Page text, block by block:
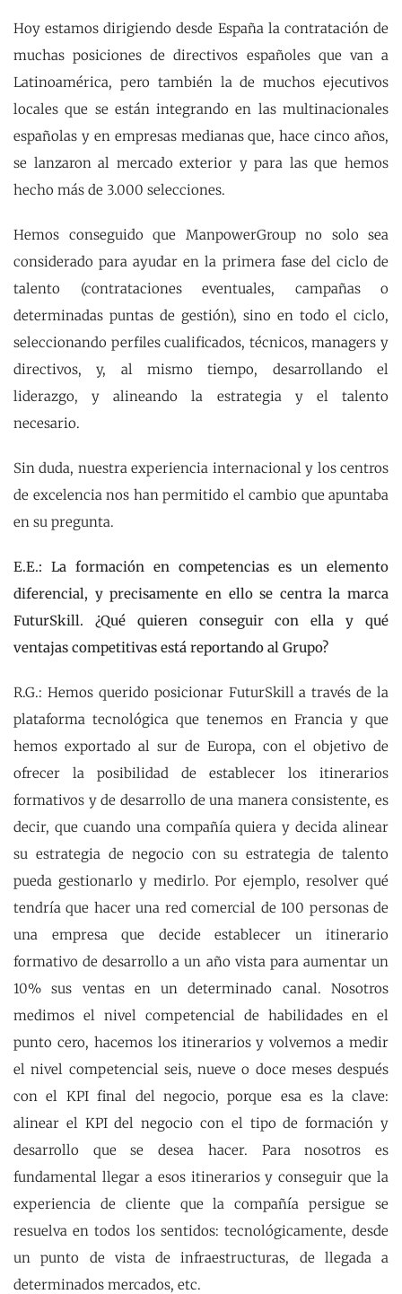
Hoy estamos dirigiendo desde España la contratación de
muchas posiciones de directivos españoles que van a
Latinoamérica, pero también la de muchos ejecutivos
locales que se están integrando en las multinacionales
españolas y en empresas medianas que, hace cinco años,
se lanzaron al mercado exterior y para las que hemos
hecho más de 3.000 selecciones.
Hemos conseguido que ManpowerGroup no solo sea
considerado para ayudar en la primera fase del ciclo de
talento (contrataciones eventuales, campañas o
determinadas puntas de gestión), sino en todo el ciclo,
seleccionando perfiles cualificados, técnicos, managers y
directivos, y, al mismo tiempo, desarrollando el
liderazgo, y alineando la estrategia y el talento
necesario.
Sin duda, nuestra experiencia internacional y los centros
de excelencia nos han permitido el cambio que apuntaba
en su pregunta.
E.E.: La formación en competencias es un elemento
diferencial, y precisamente en ello se centra la marca
FuturSkill. ¿Qué quieren conseguir con ella y qué
ventajas competitivas está reportando al Grupo?
R.G.: Hemos querido posicionar FuturSkill a través de la
plataforma tecnológica que tenemos en Francia y que
hemos exportado al sur de Europa, con el objetivo de
ofrecer la posibilidad de establecer los itinerarios
formativos y de desarrollo de una manera consistente, es
decir, que cuando una compañía quiera y decida alinear
su estrategia de negocio con su estrategia de talento
pueda gestionarlo y medirlo. Por ejemplo, resolver qué
tendría que hacer una red comercial de 100 personas de
una empresa que decide establecer un itinerario
formativo de desarrollo a un año vista para aumentar un
10% sus ventas en un determinado canal. Nosotros
medimos el nivel competencial de habilidades en el
punto cero, hacemos los itinerarios y volvemos a medir
el nivel competencial seis, nueve o doce meses después
con el KPI final del negocio, porque esa es la clave:
alinear el KPI del negocio con el tipo de formación y
desarrollo que se desea hacer. Para nosotros es
fundamental llegar a esos itinerarios y conseguir que la
experiencia de cliente que la compañía persigue se
resuelva en todos los sentidos: tecnológicamente, desde
un punto de vista de infraestructuras, de llegada a
determinados mercados, etc.